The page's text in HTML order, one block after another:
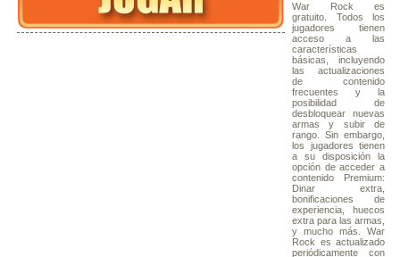
War Rock es
gratuito. Todos los
jugadores tienen
acceso a las
características
básicas, incluyendo
las actualizaciones
de contenido
frecuentes y la
posibilidad de
desbloquear nuevas
armas y subir de
rango. Sin embargo,
los jugadores tienen
a su disposición la
opción de acceder a
contenido Premium:
Dinar extra,
bonificaciones de
experiencia, huecos
extra para las armas,
y mucho más. War
Rock es actualizado
periódicamente con